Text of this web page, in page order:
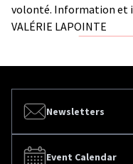
volonté. Information et
VALÉRIE LAPOINTE
Newsletters
Event Calendar